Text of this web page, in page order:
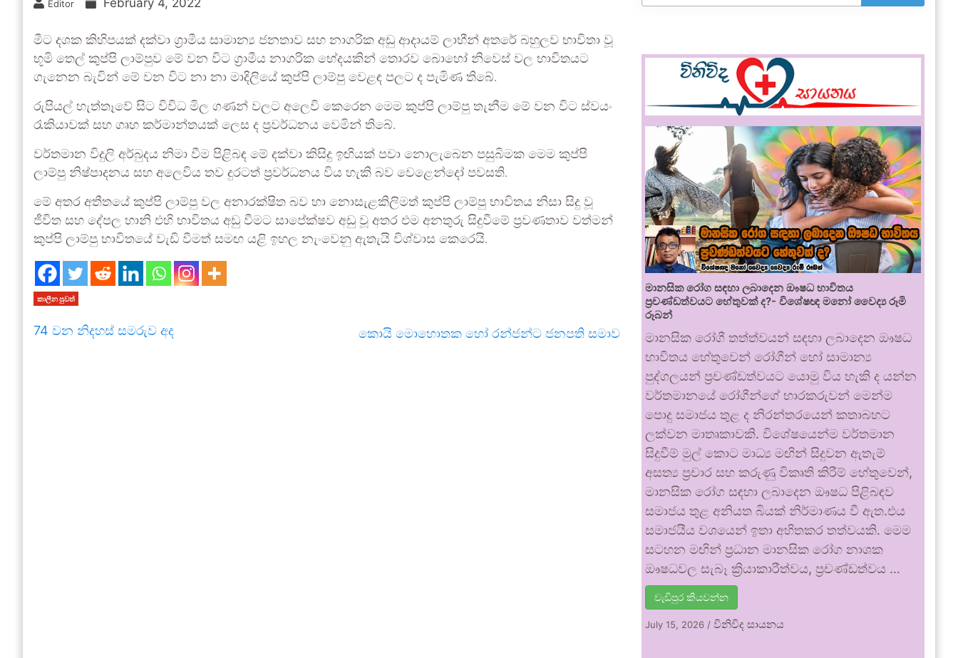
Editor February 4, 2022
මීට දශක කිහිපයක් දක්වා ග්‍රාමීය සාමාන්‍ය ජනතාව සහ නාගරික අඩු ආදායම් ලාභීන් අතරේ බහුලව භාවිතා වූ
භූමි තෙල් කුප්පි ලාම්පුව මේ වන විට ග්‍රාමීය නාගරික භේදයකින් තොරව බොහෝ නිවෙස් වල භාවිතයට
ගැනෙන බැවින් මේ වන විට නා නා මාදිලියේ කුප්පි ලාම්පු වෙළඳ පලට ද පැමිණ තිබේ.
රුපියල් හැත්තෑවේ සිට විවිධ මිල ගණන් වලට අලෙවි කෙරෙන මෙම කුප්පි ලාම්පු තැනීම මේ වන විට ස්වයං
රැකියාවක් සහ ගෘහ කර්මාන්තයක් ලෙස ද ප්‍රවර්ධනය වෙමින් තිබේ.
වර්තමාන විදුලි අර්බුදය නිමා වීම පිළිබඳ මේ දක්වා කිසිදු ඉඟියක් පවා නොලැබෙන පසුබිමක මෙම කුප්පි
ලාම්පු නිෂ්පාදනය සහ අලෙවිය තව දුරටත් ප්‍රවර්ධනය විය හැකි බව වෙළෙන්දෝ පවසති.
මේ අතර අතීතයේ කුප්පි ලාම්පු වල අනාරක්ෂිත බව හා නොසැළකිලිමත් කුප්පි ලාම්පු භාවිතය නිසා සිදු වූ
ජීවිත සහ දේපල හානි එහි භාවිතය අඩු වීමට සාපේක්ෂව අඩු වූ අතර එම අනතුරු සිදුවීමේ ප්‍රවණතාව වත්මන්
කුප්පි ලාම්පු භාවිතයේ වැඩි වීමත් සමඟ යළි ඉහල නැංවෙනු ඇතැයි විශ්වාස කෙරෙයි.
කාලීන පුවත්
74 වන නිදහස් සමරුව අද කොයි මොහොතක හෝ රන්ජන්ට ජනපති සමාව
මානසික රෝග සඳහා ලබාදෙන ඖෂධ භාවිතය
ප්‍රචණ්ඩත්වයට හේතුවක් ද?- විශේෂඥ මනෝ වෛද්‍ය රූමි
රූබන්
මානසික රෝගී තත්ත්වයන් සඳහා ලබාදෙන ඖෂධ
භාවිතය හේතුවෙන් රෝගීන් හෝ සාමාන්‍ය
පුද්ගලයන් ප්‍රචණ්ඩත්වයට යොමු විය හැකි ද යන්න
වර්තමානයේ රෝගීන්ගේ භාරකරුවන් මෙන්ම
පොදු සමාජය තුළ ද නිරන්තරයෙන් කතාබහට
ලක්වන මාතෘකාවකි. විශේෂයෙන්ම වර්තමාන
සිදුවීම් මුල් කොට මාධ්‍ය මඟින් සිදුවන ඇතැම්
අසත්‍ය ප්‍රචාර සහ කරුණු විකෘති කිරීම් හේතුවෙන්,
මානසික රෝග සඳහා ලබාදෙන ඖෂධ පිළිබඳව
සමාජය තුළ අනියත බියක් නිර්මාණය වී ඇත.එය
සමාජයීය වශයෙන් ඉතා අහිතකර තත්වයකි. මෙම
සටහන මඟින් ප්‍රධාන මානසික රෝග නාශක
ඖෂධවල සැබෑ ක්‍රියාකාරීත්වය, ප්‍රචණ්ඩත්වය …
වැඩිපුර කියවන්න
July 15, 2026 /විනිවිද සායනය